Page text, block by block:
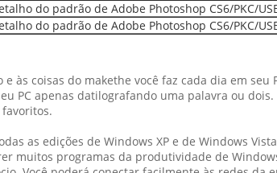
do padrão de Adobe Photoshop CS6/PKC/
do padrão de Adobe Photoshop CS6/PKC/
às coisas do makethe você faz cada dia em seu
PC apenas datilografando uma palavra ou dois.
as edições de Windows XP e de Windows
muitos programas da produtividade de